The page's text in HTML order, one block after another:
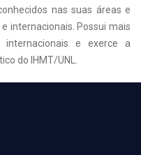
nas suas áreas e
internacionais. Possui mais
e exerce a
do IHMT/UNL.